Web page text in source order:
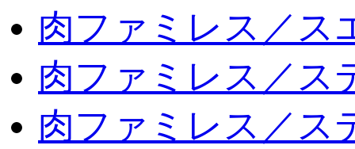
肉ファミレス／ス
肉ファミレス／ス
肉ファミレス／ス